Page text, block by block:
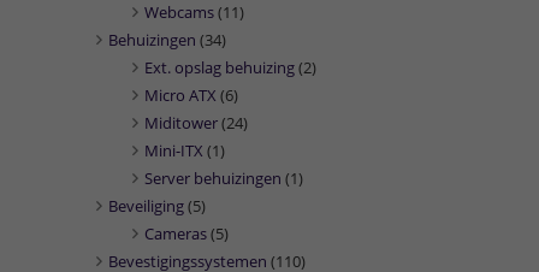
Webcams(11)
Behuizingen (34)
Ext. opslag behuizing(2)
Micro ATX (6)
Miditower(24)
Mini-ITX (1)
Server behuizingen (1)
Beveiliging(5)
Cameras(5)
Bevestigingssystemen (110)